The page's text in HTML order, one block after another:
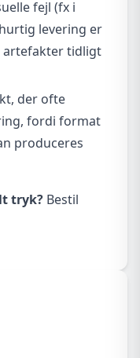
fejl (fx i
levering er
artefakter tidligt
der ofte
fordi format
produceres
tryk? Bestil